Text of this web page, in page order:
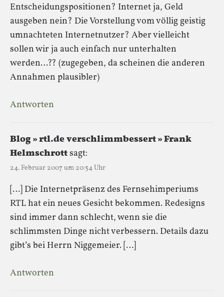
Entscheidungspositionen? Internet ja, Geld
ausgeben nein? Die Vorstellung vom völlig geistig
umnachteten Internetnutzer? Aber vielleicht
sollen wir ja auch einfach nur unterhalten
werden…?? (zugegeben, da scheinen die anderen
Annahmen plausibler)
Antworten
Blog » rtl.de verschlimmbessert » Frank
Helmschrottsagt:
24. Februar 2007 um 20:54 Uhr
[…] Die Internetpräsenz des Fernsehimperiums
RTL hat ein neues Gesicht bekommen. Redesigns
sind immer dann schlecht, wenn sie die
schlimmsten Dinge nicht verbessern. Details dazu
gibt’s bei Herrn Niggemeier. […]
Antworten